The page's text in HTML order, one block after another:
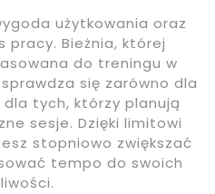
użytkowania oraz
Bieżnia, której
do treningu w
się zarówno dla
tych, którzy planują
sesje. Dzięki limitowi
stopniowo zwiększać
tempo do swoich